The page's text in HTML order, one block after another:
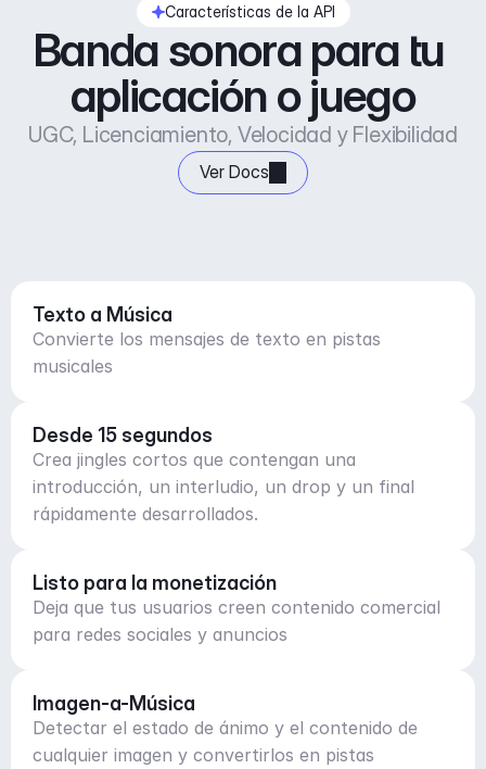
Características de la API
Banda sonora para tu
aplicación o juego
UGC, Licenciamiento, Velocidad y Flexibilidad
Ver Docs
Texto a Música
Convierte los mensajes de texto en pistas
musicales
Desde 15 segundos
Crea jingles cortos que contengan una
introducción, un interludio, un drop y un final
rápidamente desarrollados.
Listo para la monetización
Deja que tus usuarios creen contenido comercial
para redes sociales y anuncios
Imagen-a-Música
Detectar el estado de ánimo y el contenido de
cualquier imagen y convertirlos en pistas